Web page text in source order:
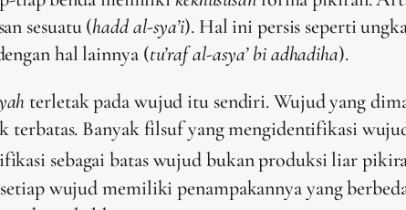
sesuatu (hadd al-sya’i). Hal ini persis seperti
hal lainnya (tu’raf al-asya’ bi adhadiha).
terletak pada wujud itu sendiri. Wujud yang
terbatas. Banyak filsuf yang mengidentifikasi
sebagai batas wujud bukan produksi liar
wujud memiliki penampakannya yang